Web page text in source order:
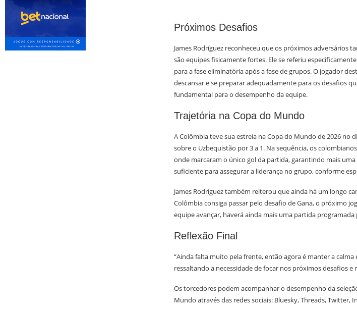
Próximos Desafios
James Rodríguez reconheceu que os próximos adversários
são equipes fisicamente fortes. Ele se referiu
para a fase eliminatória após a fase de grupos. O jogador
descansar e se preparar adequadamente para os desafios
fundamental para o desempenho da equipe.
Trajetória na Copa do Mundo
A Colômbia teve sua estreia na Copa do Mundo de 2026
sobre o Uzbequistão por 3 a 1. Na sequência, os
onde marcaram o único gol da partida, garantindo mais
suficiente para assegurar a liderança no grupo, conforme
James Rodríguez também reiterou que ainda há um longo
Colômbia consiga passar pelo desafio de Gana, o próximo
equipe avançar, haverá ainda mais uma partida
Reflexão Final
“Ainda falta muito pela frente, então agora é manter a calma
ressaltando a necessidade de focar nos próximos desafios
Os torcedores podem acompanhar o desempenho da
Mundo através das redes sociais: Bluesky, Threads, Twitter,